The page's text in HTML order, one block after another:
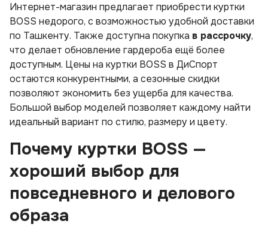
Интернет-магазин предлагает приобрести куртки
BOSS недорого, с возможностью удобной доставки
по Ташкенту. Также доступна покупка в рассрочку,
что делает обновление гардероба ещё более
доступным. Цены на куртки BOSS в ДиСпорт
остаются конкурентными, а сезонные скидки
позволяют экономить без ущерба для качества.
Большой выбор моделей позволяет каждому найти
идеальный вариант по стилю, размеру и цвету.
Почему куртки BOSS —
хороший выбор для
повседневного и делового
образа